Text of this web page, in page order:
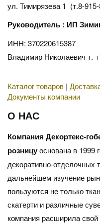
ул. Тимирязева 1 (т.8-
Руководитель : ИП
ИНН: 370220615387
Владимир Николаевич т.
Каталог товаров |
Документы компании
О НАС
Компания Декортекс-
розницуоснована в 1999
декоративно-отделочных
дальнейшем изучение
пользуются не только
скатерти и различные
компания расширила свой